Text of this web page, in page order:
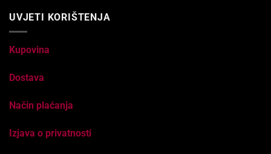
UVJETI KORIŠTENJA
Kupovina
Dostava
Način plaćanja
Izjava o privatnosti